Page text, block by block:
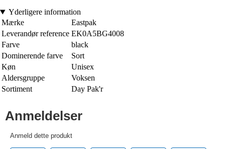
Yderligere information
Mærke
Eastpak
Leverandør reference EK0A5BG4008
Farve
black
Dominerende farve
Sort
Køn
Unisex
Aldersgruppe
Voksen
Sortiment
Day Pak'r